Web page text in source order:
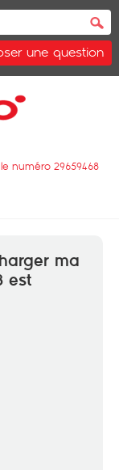
une question
numéro 29659468
ma
est